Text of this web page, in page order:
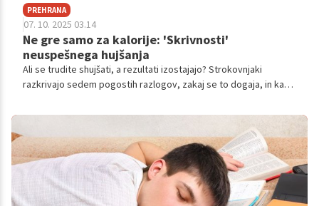
PREHRANA
07. 10. 2025 03.14
Ne gre samo za kalorije: 'Skrivnosti'
neuspešnega hujšanja
Ali se trudite shujšati, a rezultati izostajajo? Strokovnjaki
razkrivajo sedem pogostih razlogov, zakaj se to dogaja, in kako